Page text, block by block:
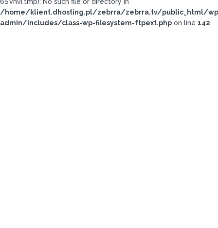
6SVnvI.tmp): No such file or directory in
/home/klient.dhosting.pl/zebrra/zebrra.tv/public_html/
admin/includes/class-wp-filesystem-ftpext.php on line 142